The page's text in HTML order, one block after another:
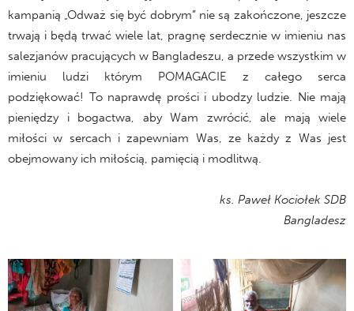
kampanią „Odważ się być dobrym” nie są zakończone, jeszcze
trwają i będą trwać wiele lat, pragnę serdecznie w imieniu nas
salezjanów pracujących w Bangladeszu, a przede wszystkim w
imieniu ludzi którym POMAGACIE z całego serca
podziękować! To naprawdę prości i ubodzy ludzie. Nie mają
pieniędzy i bogactwa, aby Wam zwrócić, ale mają wiele
miłości w sercach i zapewniam Was, ze każdy z Was jest
obejmowany ich miłością, pamięcią i modlitwą.
ks. Paweł Kociołek SDB
Bangladesz